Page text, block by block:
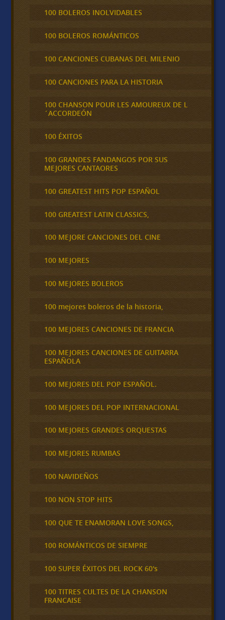
100 BOLEROS INOLVIDABLES
100 BOLEROS ROMÁNTICOS
100 CANCIONES CUBANAS DEL MILENIO
100 CANCIONES PARA LA HISTORIA
100 CHANSON POUR LES AMOUREUX DE L
´ACCORDEÓN
100 ÉXITOS
100 GRANDES FANDANGOS POR SUS
MEJORES CANTAORES
100 GREATEST HITS POP ESPAÑOL
100 GREATEST LATIN CLASSICS,
100 MEJORE CANCIONES DEL CINE
100 MEJORES
100 MEJORES BOLEROS
100 mejores boleros de la historia,
100 MEJORES CANCIONES DE FRANCIA
100 MEJORES CANCIONES DE GUITARRA
ESPAÑOLA
100 MEJORES DEL POP ESPAÑOL.
100 MEJORES DEL POP INTERNACIONAL
100 MEJORES GRANDES ORQUESTAS
100 MEJORES RUMBAS
100 NAVIDEÑOS
100 NON STOP HITS
100 QUE TE ENAMORAN LOVE SONGS,
100 ROMÁNTICOS DE SIEMPRE
100 SUPER ÉXITOS DEL ROCK 60's
100 TITRES CULTES DE LA CHANSON
FRANCAISE